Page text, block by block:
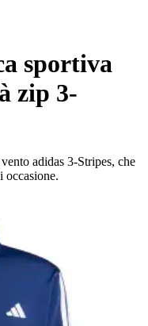
sportiva
zip 3-
adidas 3-Stripes, che
occasione.